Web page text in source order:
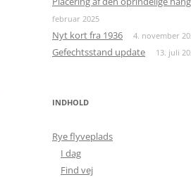
februar 2025
Nyt kort fra 1936 4. november
Gefechtsstand update 13. juli
INDHOLD
Rye flyveplads
I dag
Find vej